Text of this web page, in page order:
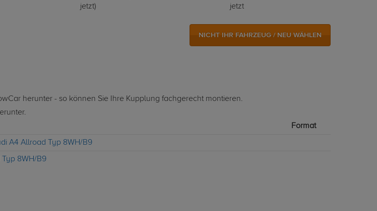
jetzt)
jetzt
NICHT IHR FAHRZEUG / NEU WÄHLEN
herunter - so können Sie Ihre Kupplung fachgerecht montieren.
Format
A4 Allroad Typ 8WH/B9
Typ 8WH/B9